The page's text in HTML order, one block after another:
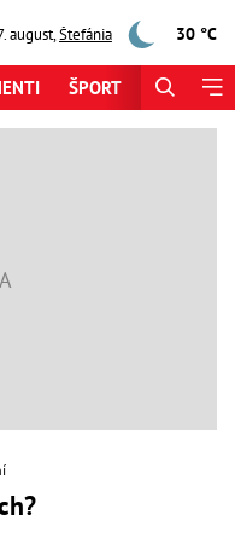
august,Štefánia 30 °C
ŠPORT